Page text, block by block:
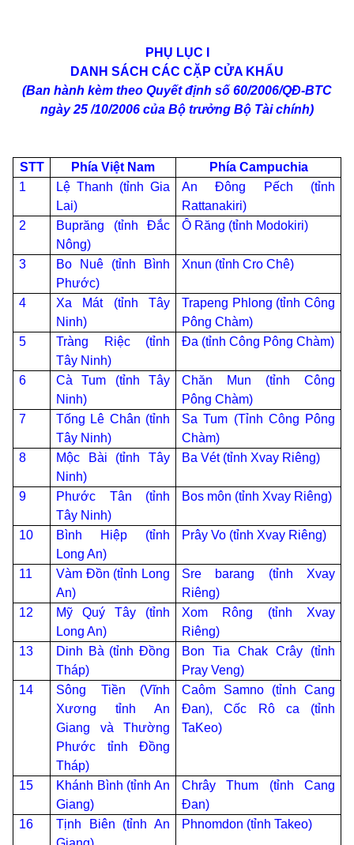
PHỤ LỤC I
DANH SÁCH CÁC CẶP CỬA KHẨU
(Ban hành kèm theo Quyết định số 60/2006/QĐ-BTC
ngày 25 /10/2006 của Bộ trưởng Bộ Tài chính)
STT Phía Việt Nam
Phía Campuchia
1
Lệ Thanh (tỉnh Gia
Lai)
An Đông Pếch (tỉnh
Rattanakiri)
2
Buprăng (tỉnh Đắc
Nông)
Ô Răng (tỉnh Modokiri)
3
Bo Nuê (tỉnh Bình
Phước)
Xnun (tỉnh Cro Chê)
4
Xa Mát (tỉnh Tây
Ninh)
Trapeng Phlong (tỉnh Công
Pông Chàm)
5
Tràng Riệc (tỉnh
Tây Ninh)
Đa (tỉnh Công Pông Chàm)
6
Cà Tum (tỉnh Tây
Ninh)
Chăn Mun (tỉnh Công
Pông Chàm)
7
Tống Lê Chân (tỉnh
Tây Ninh)
Sa Tum (Tỉnh Công Pông
Chàm)
8
Mộc Bài (tỉnh Tây
Ninh)
Ba Vét (tỉnh Xvay Riêng)
9
Phước Tân (tỉnh
Tây Ninh)
Bos môn (tỉnh Xvay Riêng)
10
Bình Hiệp (tỉnh
Long An)
Prây Vo (tỉnh Xvay Riêng)
11
Vàm Đồn (tỉnh Long
An)
Sre barang (tỉnh Xvay
Riêng)
12
Mỹ Quý Tây (tỉnh
Long An)
Xom Rông (tỉnh Xvay
Riêng)
13
Dinh Bà (tỉnh Đồng
Tháp)
Bon Tia Chak Crây (tỉnh
Pray Veng)
14
Sông Tiền (Vĩnh
Xương tỉnh An
Giang và Thường
Phước tỉnh Đồng
Tháp)
Caôm Samno (tỉnh Cang
Đan), Cốc Rô ca (tỉnh
TaKeo)
15
Khánh Bình (tỉnh An
Giang)
Chrây Thum (tỉnh Cang
Đan)
16
Tịnh Biên (tỉnh An
Phnomdon (tỉnh Takeo)